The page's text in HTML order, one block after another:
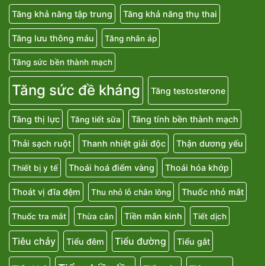
Tăng khả năng tập trung Tăng khả năng thụ thai
Tăng lưu thông máu Tăng nhãn áp
Tăng sức bền thành mạch
Tăng sức đề kháng Tăng testosterone
Tăng thị lực Tăng tiết sữa Tăng tính bền thành mạch
Thải sạch ruột Thanh nhiệt giải độc Thận dương yếu
Thiết bị y tế Thoái hoá điểm vàng Thoái hóa khớp
Thoát vị đĩa đệm Thu nhỏ lỗ chân lông Thuốc nhỏ mắt
Thuốc tra mắt Thừa cân Tiền mãn kinh Tiết dịch
Tiêu chảy Tiểu đêm Tiểu đường Tiểu gắt